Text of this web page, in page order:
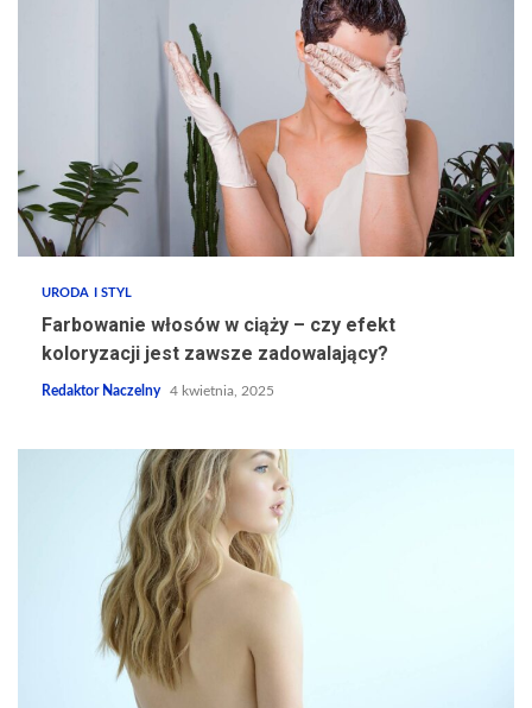
URODA I STYL
Farbowanie włosów w ciąży – czy efekt
koloryzacji jest zawsze zadowalający?
Redaktor Naczelny 4 kwietnia, 2025